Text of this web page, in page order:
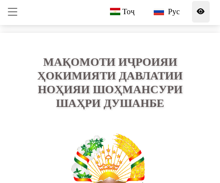
Тоҷ Рус
МАҚОМОТИ ИҶРОИЯИ
ҲОКИМИЯТИ ДАВЛАТИИ
НОҲИЯИ ШОҲМАНСУРИ
ШАҲРИ ДУШАНБЕ